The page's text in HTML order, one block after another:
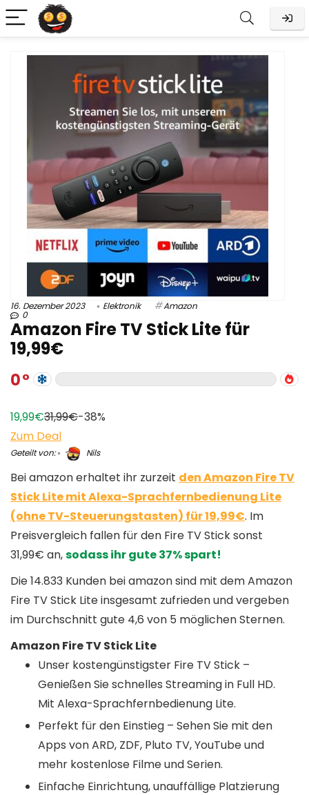
16. Dezember 2023 Elektronik Amazon
0
Amazon Fire TV Stick Lite für
19,99€
0
19,99€31,99€-38%
Zum Deal
Geteilt von: Nils
Bei amazon erhaltet ihr zurzeit den Amazon Fire TV
Stick Lite mit Alexa-Sprachfernbedienung Lite
(ohne TV-Steuerungstasten) für 19,99€. Im
Preisvergleich fallen für den Fire TV Stick sonst
31,99€ an,sodass ihr gute 37% spart!
Die 14.833 Kunden bei amazon sind mit dem Amazon
Fire TV Stick Lite insgesamt zufrieden und vergeben
im Durchschnitt gute 4,6 von 5 möglichen Sternen.
Amazon Fire TV Stick Lite
Unser kostengünstigster Fire TV Stick –
Genießen Sie schnelles Streaming in Full HD.
Mit Alexa-Sprachfernbedienung Lite.
Perfekt für den Einstieg – Sehen Sie mit den
Apps von ARD, ZDF, Pluto TV, YouTube und
mehr kostenlose Filme und Serien.
Einfache Einrichtung, unauffällige Platzierung